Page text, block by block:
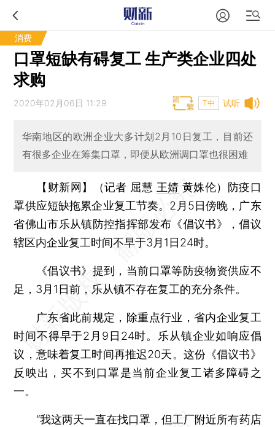
消费
口罩短缺有碍复工 生产类企业四处
求购
试听
2020年02月06日 11:29 T中
华南地区的欧洲企业大多计划2月10日复工，目前还
有很多企业在筹集口罩，即便从欧洲调口罩也很困难
【财新网】（记者 屈慧 王婧 黄姝伦） 防疫口
罩供应短缺拖累企业复工节奏。2月5日傍晚，广东
省佛山市乐从镇防控指挥部发布《倡议书》，倡议
辖区内企业复工时间不早于3月1日24时。
《倡议书》提到，当前口罩等防疫物资供应不
足，3月1日前，乐从镇不存在复工的充分条件。
广东省此前规定，除重点行业，省内企业复工
时间不得早于2月9日24时。乐从镇企业如响应倡
议，意味着复工时间再推迟20天。这份《倡议书》
反映出，买不到口罩是当前企业复工诸多障碍之
一。
“我这两天一直在找口罩，但工厂附近所有药店